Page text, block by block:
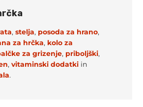
,stelja, posoda za hrano,
za hrčka, kolo za
za grizenje, priboljški,
,vitaminski dodatki in
.